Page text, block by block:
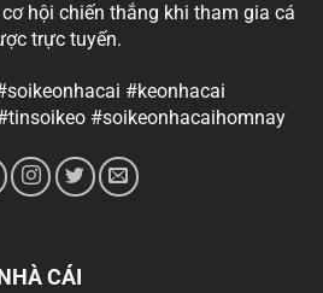
hội chiến thắng khi tham gia cá
trực tuyến.
#keonhacai
#soikeonhacaihomnay
CÁI